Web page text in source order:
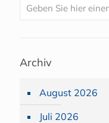
Archiv
August 2026
Juli 2026